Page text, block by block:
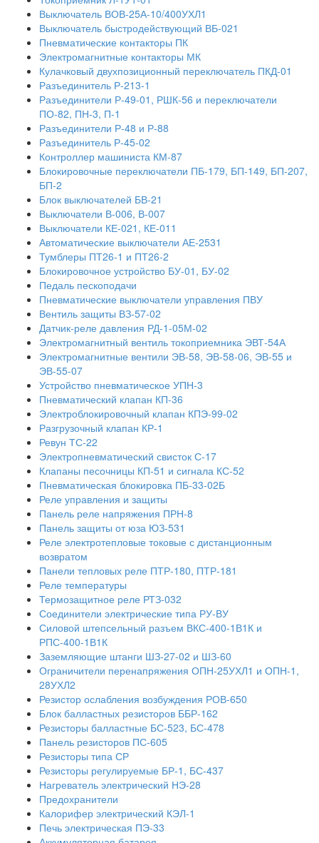
Выключатель ВОВ-25А-10/400УХЛ1
Выключатель быстродействующий ВБ-021
Пневматические контакторы ПК
Электромагнитные контакторы МК
Кулачковый двухпозиционный переключатель ПКД-01
Разъединитель Р-213-1
Разъединители Р-49-01, РШК-56 и переключатели
ПО-82, ПН-3, П-1
Разъединители Р-48 и Р-88
Разъединитель Р-45-02
Контроллер машиниста КМ-87
Блокировочные переключатели ПБ-179, БП-149, БП-207,
БП-2
Блок выключателей БВ-21
Выключатели В-006, В-007
Выключатели КЕ-021, КЕ-011
Автоматические выключатели АЕ-2531
Тумблеры ПТ26-1 и ПТ26-2
Блокировочное устройство БУ-01, БУ-02
Педаль пескоподачи
Пневматические выключатели управления ПВУ
Вентиль защиты ВЗ-57-02
Датчик-реле давления РД-1-05М-02
Электромагнитный вентиль токоприемника ЭВТ-54А
Электромагнитные вентили ЭВ-58, ЭВ-58-06, ЭВ-55 и
ЭВ-55-07
Устройство пневматическое УПН-3
Пневматический клапан КП-36
Электроблокировочный клапан КПЭ-99-02
Разгрузочный клапан КР-1
Ревун ТС-22
Электропневматический свисток С-17
Клапаны песочницы КП-51 и сигнала КС-52
Пневматическая блокировка ПБ-33-02Б
Реле управления и защиты
Панель реле напряжения ПРН-8
Панель защиты от юза ЮЗ-531
Реле электротепловые токовые с дистанционным
возвратом
Панели тепловых реле ПТР-180, ПТР-181
Реле температуры
Термозащитное реле РТЗ-032
Соединители электрические типа РУ-ВУ
Силовой штепсельный разъем ВКС-400-1В1К и
РПС-400-1В1К
Заземляющие штанги ШЗ-27-02 и ШЗ-60
Ограничители перенапряжения ОПН-25УХЛ1 и ОПН-1,
28УХЛ2
Резистор ослабления возбуждения РОВ-650
Блок балластных резисторов ББР-162
Резисторы балластные БС-523, БС-478
Панель резисторов ПС-605
Резисторы типа СР
Резисторы регулируемые БР-1, БС-437
Нагреватель электрический НЭ-28
Предохранители
Калорифер электрический КЭЛ-1
Печь электрическая ПЭ-33